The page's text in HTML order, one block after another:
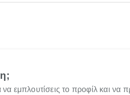
εμπλουτίσεις το προφίλ και να